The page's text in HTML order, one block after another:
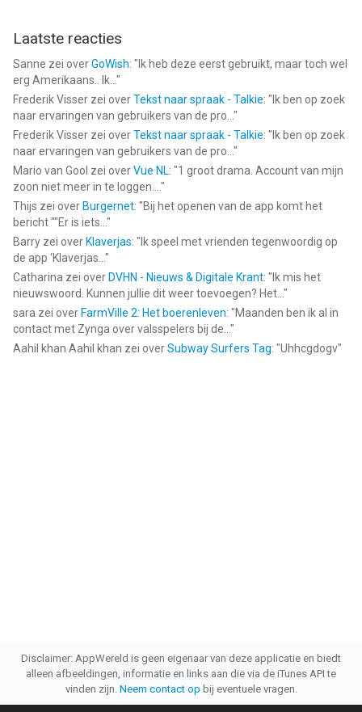
Laatste reacties
Sanne zei overGoWish: " Ik heb deze eerst gebruikt, maar toch wel
erg Amerikaans.. Ik... "
Frederik Visser zei overTekst naar spraak - Talkie: " Ik ben op zoek
naar ervaringen van gebruikers van de pro... "
Frederik Visser zei overTekst naar spraak - Talkie: " Ik ben op zoek
naar ervaringen van gebruikers van de pro... "
Mario van Gool zei overVue NL: "1 groot drama. Account van mijn
zoon niet meer in te loggen.... "
Thijs zei over Burgernet: "Bij het openen van de app komt het
bericht ""Er is iets... "
Barry zei over Klaverjas: " Ik speel met vrienden tegenwoordig op
de app ‘Klaverjas... "
Catharina zei over DVHN - Nieuws & Digitale Krant: " Ik mis het
nieuwswoord. Kunnen jullie dit weer toevoegen? Het... "
sara zei over FarmVille 2: Het boerenleven: "Maanden ben ik al in
contact met Zynga over valsspelers bij de... "
Aahil khan Aahil khan zei overSubway Surfers Tag: "Uhhcgdogv"
Disclaimer: AppWereld is geen eigenaar van deze applicatie en biedt
alleen afbeeldingen, informatie en links aan die via de iTunes API te
vinden zijn. Neem contact op bij eventuele vragen.